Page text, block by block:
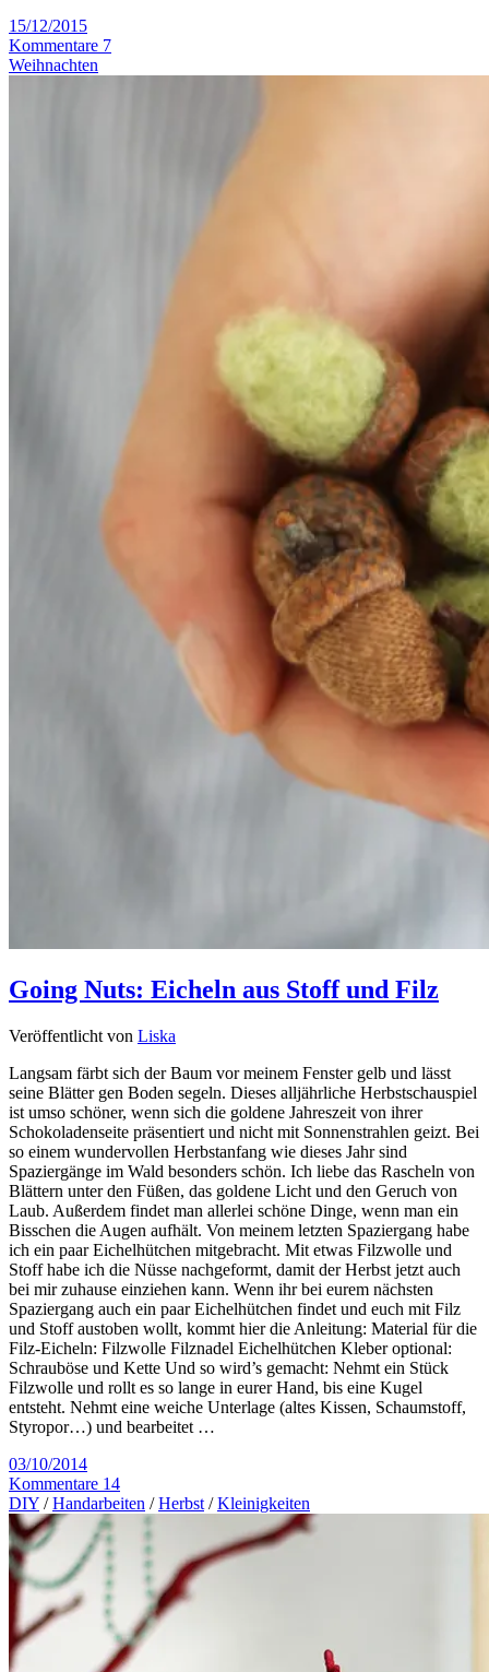
15/12/2015
Kommentare 7
Weihnachten
Going Nuts: Eicheln aus Stoff und Filz
Veröffentlicht von Liska
Langsam färbt sich der Baum vor meinem Fenster gelb und lässt
seine Blätter gen Boden segeln. Dieses alljährliche Herbstschauspiel
ist umso schöner, wenn sich die goldene Jahreszeit von ihrer
Schokoladenseite präsentiert und nicht mit Sonnenstrahlen geizt. Bei
so einem wundervollen Herbstanfang wie dieses Jahr sind
Spaziergänge im Wald besonders schön. Ich liebe das Rascheln von
Blättern unter den Füßen, das goldene Licht und den Geruch von
Laub. Außerdem findet man allerlei schöne Dinge, wenn man ein
Bisschen die Augen aufhält. Von meinem letzten Spaziergang habe
ich ein paar Eichelhütchen mitgebracht. Mit etwas Filzwolle und
Stoff habe ich die Nüsse nachgeformt, damit der Herbst jetzt auch
bei mir zuhause einziehen kann. Wenn ihr bei eurem nächsten
Spaziergang auch ein paar Eichelhütchen findet und euch mit Filz
und Stoff austoben wollt, kommt hier die Anleitung: Material für die
Filz-Eicheln: Filzwolle Filznadel Eichelhütchen Kleber optional:
Schrauböse und Kette Und so wird’s gemacht: Nehmt ein Stück
Filzwolle und rollt es so lange in eurer Hand, bis eine Kugel
entsteht. Nehmt eine weiche Unterlage (altes Kissen, Schaumstoff,
Styropor…) und bearbeitet …
03/10/2014
Kommentare 14
DIY /Handarbeiten /Herbst /Kleinigkeiten